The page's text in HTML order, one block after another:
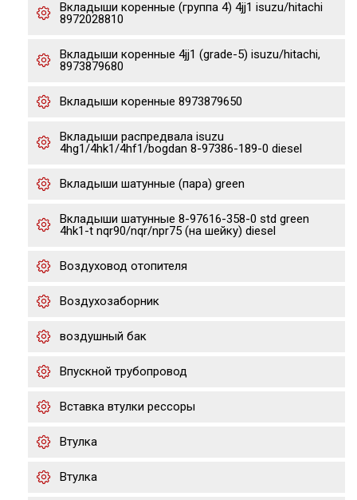
Вкладыши коренные (группа 4) 4jj1 isuzu/hitachi
8972028810
Вкладыши коренные 4jj1 (grade-5) isuzu/hitachi,
8973879680
Вкладыши коренные 8973879650
Вкладыши распредвала isuzu
4hg1/4hk1/4hf1/bogdan 8-97386-189-0 diesel
Вкладыши шатунные (пара) green
Вкладыши шатунные 8-97616-358-0 std green
4hk1-t nqr90/nqr/npr75 (на шейку) diesel
Воздуховод отопителя
Воздухозаборник
воздушный бак
Впускной трубопровод
Вставка втулки рессоры
Втулка
Втулка